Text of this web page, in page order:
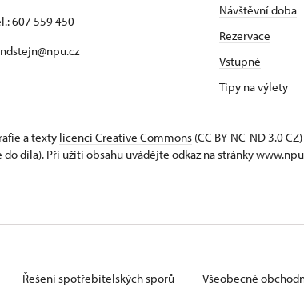
607 559 450
Návštěvní doba
Rezervace
Vstupné
Tipy na výlety
a texty licenci Creative Commons (CC BY-NC-ND 3.0
díla). Při užití obsahu uvádějte odkaz na stránky
Řešení spotřebitelských sporů Všeobecné